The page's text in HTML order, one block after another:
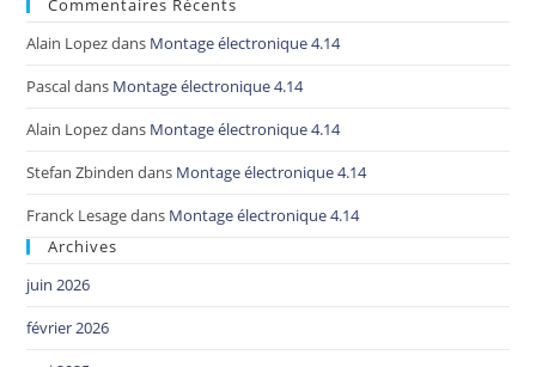
Commentaires Récents
Alain Lopezdans Montage électronique 4.14
Pascaldans Montage électronique 4.14
Alain Lopezdans Montage électronique 4.14
Stefan Zbinden dans Montage électronique 4.14
Franck Lesagedans Montage électronique 4.14
Archives
juin 2026
février 2026